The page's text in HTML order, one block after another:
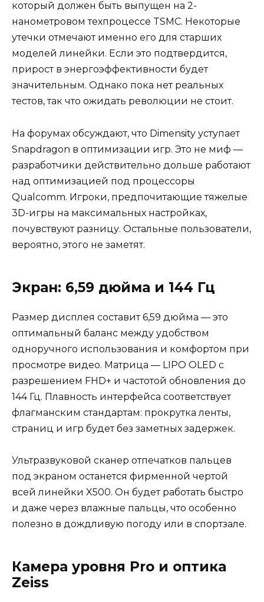
который должен быть выпущен на 2-
нанометровом техпроцессе TSMC. Некоторые
утечки отмечают именно его для старших
моделей линейки. Если это подтвердится,
прирост в энергоэффективности будет
значительным. Однако пока нет реальных
тестов, так что ожидать революции не стоит.
На форумах обсуждают, что Dimensity уступает
Snapdragon в оптимизации игр. Это не миф —
разработчики действительно дольше работают
над оптимизацией под процессоры
Qualcomm. Игроки, предпочитающие тяжелые
3D-игры на максимальных настройках,
почувствуют разницу. Остальные пользователи,
вероятно, этого не заметят.
Экран: 6,59 дюйма и 144 Гц
Размер дисплея составит 6,59 дюйма — это
оптимальный баланс между удобством
одноручного использования и комфортом при
просмотре видео. Матрица — LIPO OLED с
разрешением FHD+ и частотой обновления до
144 Гц. Плавность интерфейса соответствует
флагманским стандартам: прокрутка ленты,
страниц и игр будет без заметных задержек.
Ультразвуковой сканер отпечатков пальцев
под экраном останется фирменной чертой
всей линейки X500. Он будет работать быстро
и даже через влажные пальцы, что особенно
полезно в дождливую погоду или в спортзале.
Камера уровня Pro и оптика
Zeiss